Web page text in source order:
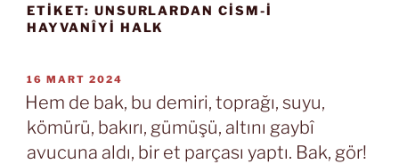
ETIKET: UNSURLARDAN CISM-I
HAYVANÎYI HALK
YAYIM
TARIHI
16 MART 2024
Hem de bak, bu demiri, toprağı, suyu,
kömürü, bakırı, gümüşü, altını gaybî
avucuna aldı, bir et parçası yaptı. Bak, gör!